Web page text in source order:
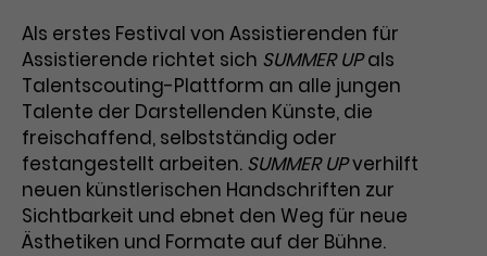
Zweck
Dieses Cookie dient der Anzeige
personalisierter Werbung und
misst die Wirksamkeit von
Werbekampagnen über
verschiedene Websites hinweg.
Als erstes Festival von Assistierenden für
Assistierende richtet sich SUMMER UPals
Talentscouting-Plattform an alle jungen
Talente der Darstellenden Künste, die
freischaffend, selbstständig oder
festangestellt arbeiten. SUMMER UPverhilft
neuen künstlerischen Handschriften zur
Sichtbarkeit und ebnet den Weg für neue
Ästhetiken und Formate auf der Bühne.